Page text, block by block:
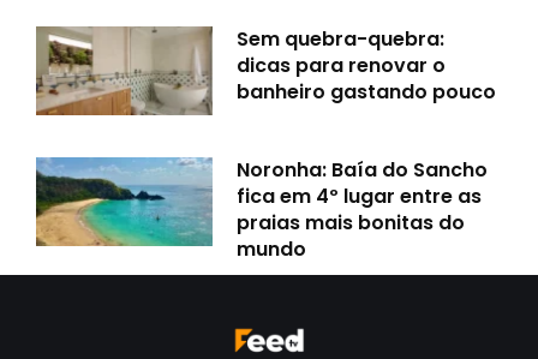
Sem quebra-quebra:
dicas para renovar o
banheiro gastando pouco
Noronha: Baía do Sancho
fica em 4º lugar entre as
praias mais bonitas do
mundo